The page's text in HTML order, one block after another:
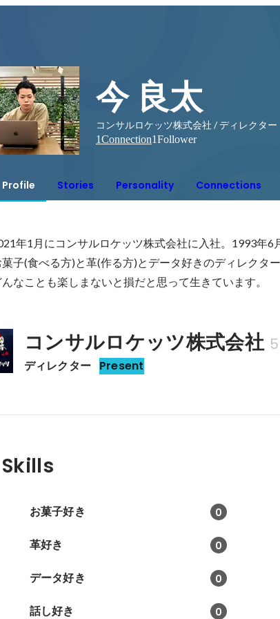
今 良太
コンサルロケッツ株式会社 / ディレクター
1Connection1Follower
Profile Stories Personality Connections
年1月にコンサルロケッツ株式会社に入社。1993年6
菓子(食べる方)と革(作る方)とデータ好きのディレクタ
んなことも楽しまないと損だと思って生きています。
コンサルロケッツ株式会社
ディレクター Present
Skills
お菓子好き 0
革好き 0
データ好き 0
話し好き 0